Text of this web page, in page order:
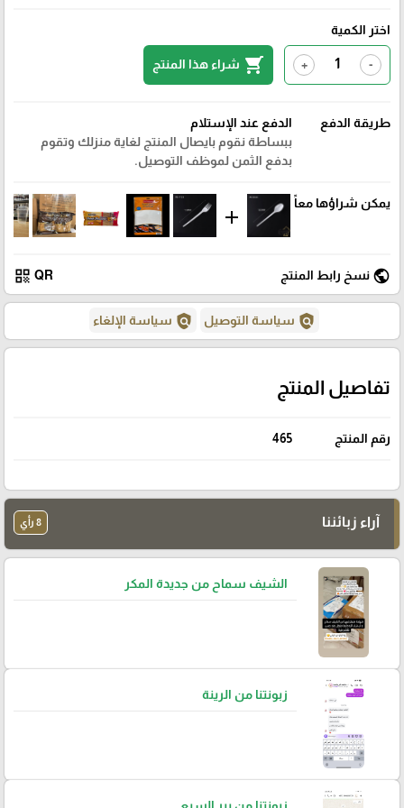
اختر الكمية
-
+
shopping_cart شراء هذا المنتج
طريقة الدفع
الدفع عند الإستلام
ببساطة نقوم بايصال المنتج لغاية منزلك وتقوم
بدفع الثمن لموظف التوصيل.
يمكن شراؤها معاً
add
public نسخ رابط المنتج QR
qr_code
policy سياسة التوصيل policy سياسة الإلغاء
تفاصيل المنتج
رقم المنتج 465
آراء زبائننا 8 رأي
الشيف سماح من جديدة المكر
زبونتنا من الرينة